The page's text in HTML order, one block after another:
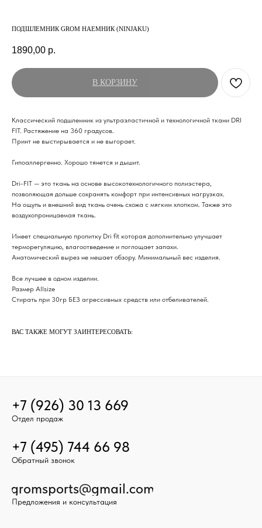
ПОДШЛЕМНИК GROM НАЕМНИК (NINJAKU)
1890,00 р.
В КОРЗИНУ
Классический подшлемник из ультраэластичной и технологичной ткани DRI
FIT. Растяжение на 360 градусов.
Принт не выстирывается и не выгорает.
Гипоаллергенно. Хорошо тянется и дышит.
Dri-FIT — это ткань на основе высокотехнологичного полиэстера,
позволяющая дольше сохранять комфорт при интенсивных нагрузках.
На ощупь и внешний вид ткань очень схожа с мягким хлопком. Также это
воздухопроницаемая ткань.
Имеет специальную пропитку Dri fit которая дополнительно улучшает
терморегуляцию, влагоотведение и поглощает запахи.
Анатомический вырез не мешает обзору. Минимальный вес изделия.
Все лучшее в одном изделии.
Размер Allsize
Стирать при 30гр БЕЗ агрессивных средств или отбеливателей.
ВАС ТАКЖЕ МОГУТ ЗАИНТЕРЕСОВАТЬ:
+7 (495) 744 66 98
gromsports@gmail.com
Предложения и консультация
+7 (926) 30 13 669
Отдел продаж
Обратный звонок